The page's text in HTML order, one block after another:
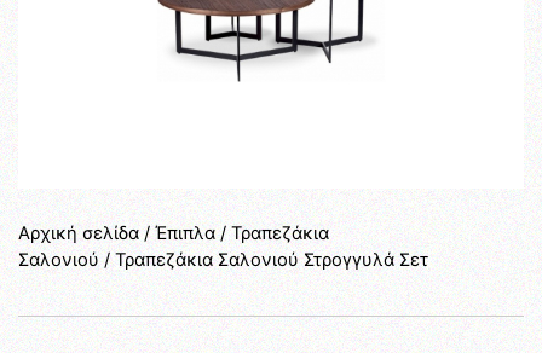
Αρχική σελίδα/ Έπιπλα/Τραπεζάκια
Σαλονιού/ Τραπεζάκια Σαλονιού Στρογγυλά Σετ